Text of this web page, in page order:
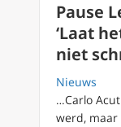
Pause
‘Laat
niet
Nieuws
…Carlo
werd,